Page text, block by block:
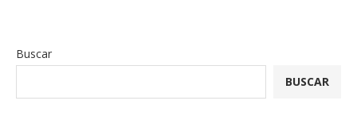
Buscar
BUSCAR